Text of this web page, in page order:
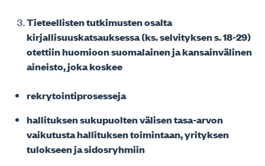
Tieteellisten tutkimusten osalta
kirjallisuuskatsauksessa (ks. selvityksen s. 18-29)
otettiin huomioon suomalainen ja kansainvälinen
aineisto, joka koskee
rekrytointiprosesseja
hallituksen sukupuolten välisen tasa-arvon
vaikutusta hallituksen toimintaan, yrityksen
tulokseen ja sidosryhmiin